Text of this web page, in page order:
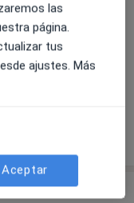
las
página.
tus
ajustes. Más
Aceptar